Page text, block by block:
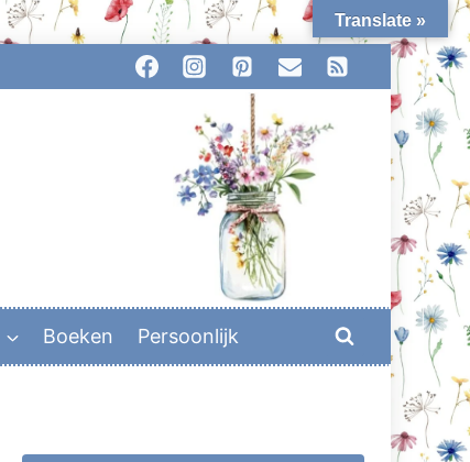
Boeken Persoonlijk
Translate »